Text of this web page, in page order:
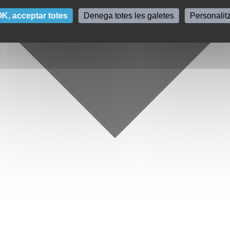
acceptar totes Denega totes les galetes